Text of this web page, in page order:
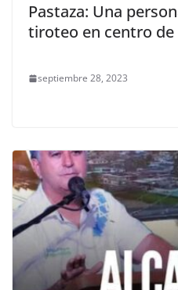
Pastaza: Una
tiroteo en centro de
septiembre 28, 2023